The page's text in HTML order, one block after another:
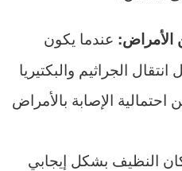
الأمراض: عندما يكون
الجراثيم والبكتيريا
الإصابة بالأمراض
النظيف بشكل إيجابي